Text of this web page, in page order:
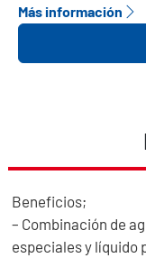
Más información
Beneficios;
– Combinación de
especiales y líquido